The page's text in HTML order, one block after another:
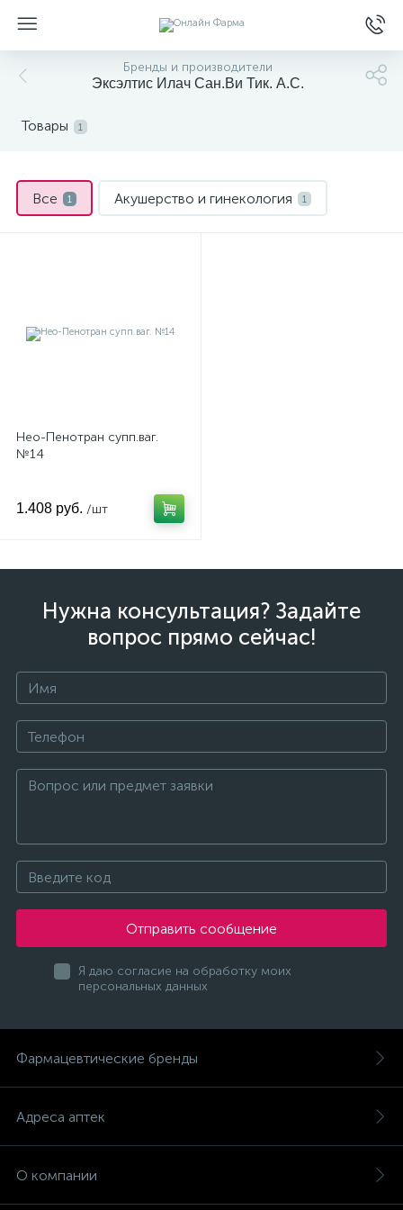
Бренды и производители
Эксэлтис Илач Сан.Ви Тик. А.С.
Товары 1
Все 1 Акушерство и гинекология 1
Нео-Пенотран супп.ваг.
№14
1.408 руб. /шт
Нужна консультация? Задайте
вопрос прямо сейчас!
Отправить сообщение
Я даю согласие на обработку моих
персональных данных
Фармацевтические бренды
Адреса аптек
О компании